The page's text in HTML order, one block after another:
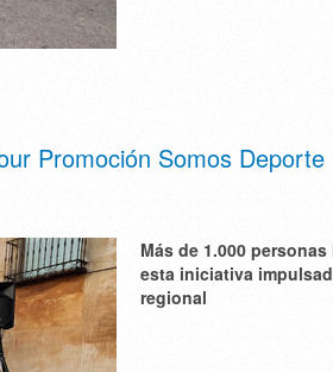
Promoción Somos Deporte
Más de 1.000
esta iniciativa
regional